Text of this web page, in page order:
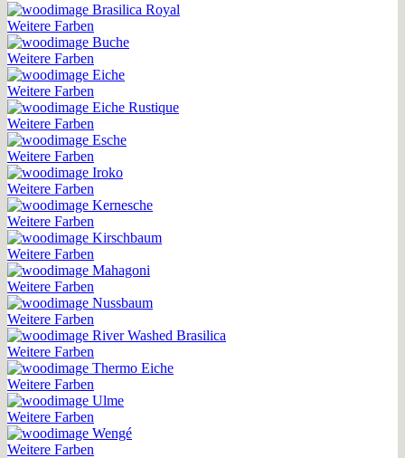
Brasilica Royal
Weitere Farben
Buche
Weitere Farben
Eiche
Weitere Farben
Eiche Rustique
Weitere Farben
Esche
Weitere Farben
Iroko
Weitere Farben
Kernesche
Weitere Farben
Kirschbaum
Weitere Farben
Mahagoni
Weitere Farben
Nussbaum
Weitere Farben
River Washed Brasilica
Weitere Farben
Thermo Eiche
Weitere Farben
Ulme
Weitere Farben
Wengé
Weitere Farben